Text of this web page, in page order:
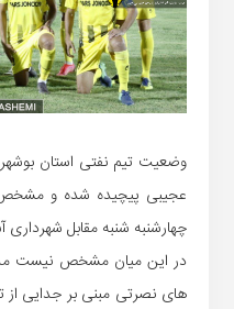
وضعیت تیم نفتی استان
عجیبی پیچیده شده و
چهارشنبه شنبه مقابل شهرداری
در این میان مشخص نیست
های نصرتی مبنی بر جدایی از